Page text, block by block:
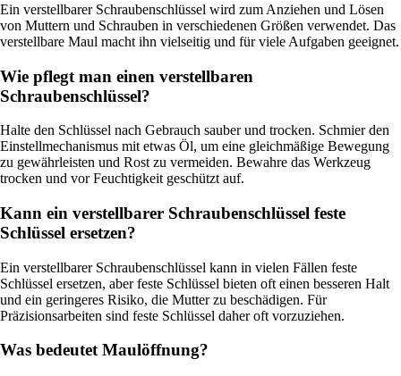
Ein verstellbarer Schraubenschlüssel wird zum Anziehen und Lösen
von Muttern und Schrauben in verschiedenen Größen verwendet. Das
verstellbare Maul macht ihn vielseitig und für viele Aufgaben geeignet.
Wie pflegt man einen verstellbaren
Schraubenschlüssel?
Halte den Schlüssel nach Gebrauch sauber und trocken. Schmier den
Einstellmechanismus mit etwas Öl, um eine gleichmäßige Bewegung
zu gewährleisten und Rost zu vermeiden. Bewahre das Werkzeug
trocken und vor Feuchtigkeit geschützt auf.
Kann ein verstellbarer Schraubenschlüssel feste
Schlüssel ersetzen?
Ein verstellbarer Schraubenschlüssel kann in vielen Fällen feste
Schlüssel ersetzen, aber feste Schlüssel bieten oft einen besseren Halt
und ein geringeres Risiko, die Mutter zu beschädigen. Für
Präzisionsarbeiten sind feste Schlüssel daher oft vorzuziehen.
Was bedeutet Maulöffnung?